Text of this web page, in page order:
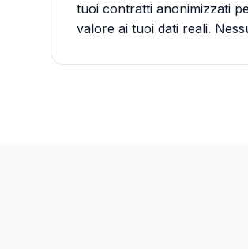
tuoi contratti anonimizzati
valore ai tuoi dati reali.